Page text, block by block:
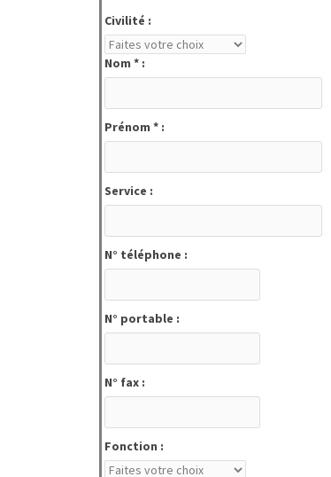
Civilité :
Nom * :
Prénom * :
Service :
N° téléphone :
N° portable :
N° fax :
Fonction :